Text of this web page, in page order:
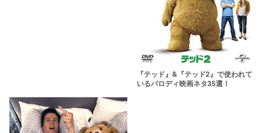
『テッド』&『テッド2』で使われて
いるパロディ映画ネタ35選！